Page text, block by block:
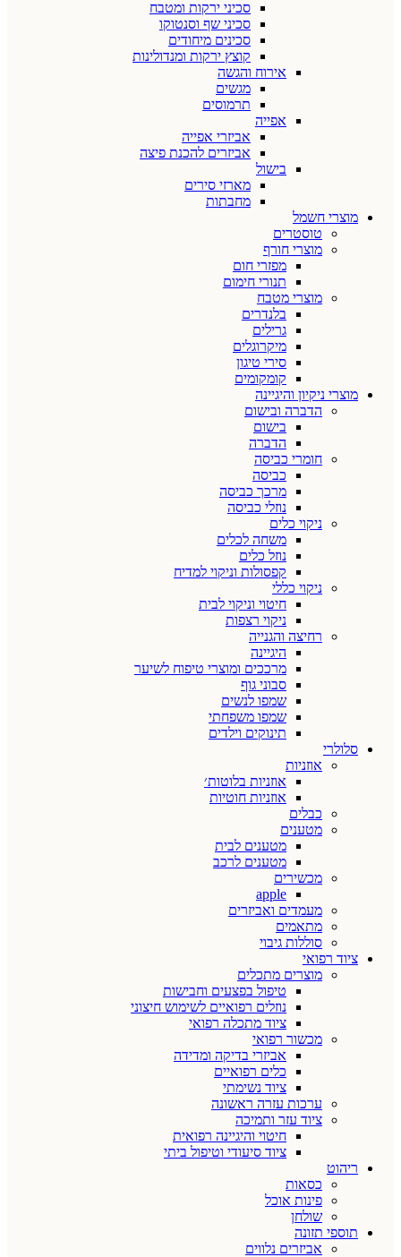
סכיני ירקות ומטבח
סכיני שף וסנטוקו
סכינים מיחודים
קוצץ ירקות ומנדולינות
אירוח והגשה
מגשים
תרמוסים
אפייה
אביזרי אפייה
אביזרים להכנת פיצה
בישול
מארזי סירים
מחבתות
מוצרי חשמל
טוסטרים
מוצרי חורף
מפזרי חום
תנורי חימום
מוצרי מטבח
בלנדרים
גרילים
מיקרוגלים
סירי טיגון
קומקומים
מוצרי ניקיון והיגיינה
הדברה ובישום
בישום
הדברה
חומרי כביסה
כביסה
מרכך כביסה
נוזלי כביסה
ניקוי כלים
משחה לכלים
נוזל כלים
קפסולות וניקוי למדיח
ניקוי כללי
חיטוי וניקוי לבית
ניקוי רצפות
רחיצה והגנייה
היגיינה
מרככים ומוצרי טיפוח לשיער
סבוני גוף
שמפו לנשים
שמפו משפחתי
תינוקים וילדים
סלולרי
אוזניות
אוזניות בלוטות׳
אוזניות חוטיות
כבלים
מטענים
מטענים לבית
מטענים לרכב
מכשירים
apple
מעמדים ואביזרים
מתאמים
סוללות גיבוי
ציוד רפואי
מוצרים מתכלים
טיפול בפצעים וחבישות
נוזלים רפואיים לשימוש חיצוני
ציוד מתכלה רפואי
מכשור רפואי
אביזרי בדיקה ומדידה
כלים רפואיים
ציוד נשימתי
ערכות עזרה ראשונה
ציוד עזר ותמיכה
חיטוי והיגיינה רפואית
ציוד סיעודי וטיפול ביתי
ריהוט
כסאות
פינות אוכל
שולחן
תוספי תזונה
אביזרים נלווים